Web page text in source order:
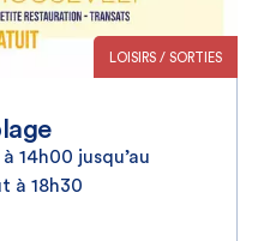
LOISIRS / SORTIES
14h00 jusqu’au
à 18h30